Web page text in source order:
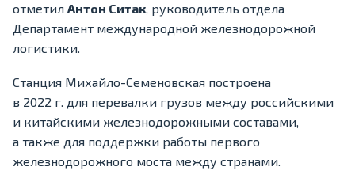
отметил Антон Ситак, руководитель отдела
Департамент международной железнодорожной
логистики.
Станция Михайло-Семеновская построена
в 2022 г. для перевалки грузов между российскими
и китайскими железнодорожными составами,
а также для поддержки работы первого
железнодорожного моста между странами.